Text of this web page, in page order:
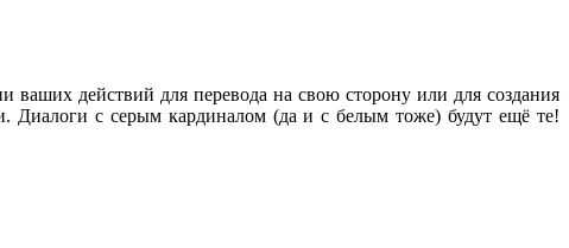
ваших действий для перевода на свою сторону или для создания
Диалоги с серым кардиналом (да и с белым тоже) будут ещё те!